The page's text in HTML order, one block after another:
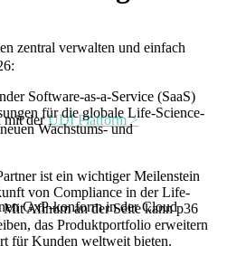
zentral verwalten und einfach
mit derUDI Platform >
GxP-konform in der Cloud
Software-as-a-Service (SaaS)
für die globale Life-Science-
Wachstums- und
ist ein wichtiger Meilenstein
von Compliance in der Life-
Mit Afinum an der Seite kann p36
das Produktportfolio erweitern
für Kunden weltweit bieten.